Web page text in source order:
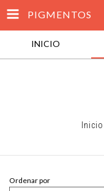
PIGMENTOS
INICIO
Inicio
Ordenar por